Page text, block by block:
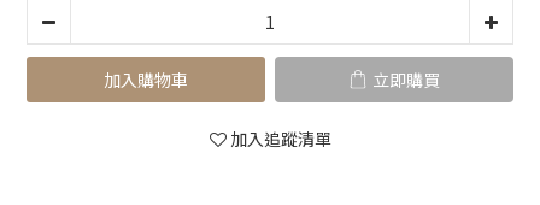
加入購物車 立即購買
加入追蹤清單